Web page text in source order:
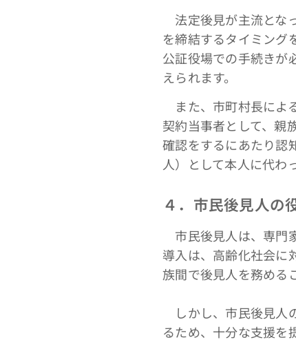
法定後見が主流とな
を締結するタイミング
公証役場での手続きが
えられます。
また、市町村長によ
契約当事者として、親
確認をするにあたり認
人）として本人に代わ
４．市民後見人の
市民後見人は、専門
導入は、高齢化社会に
族間で後見人を務める
しかし、市民後見人
るため、十分な支援を